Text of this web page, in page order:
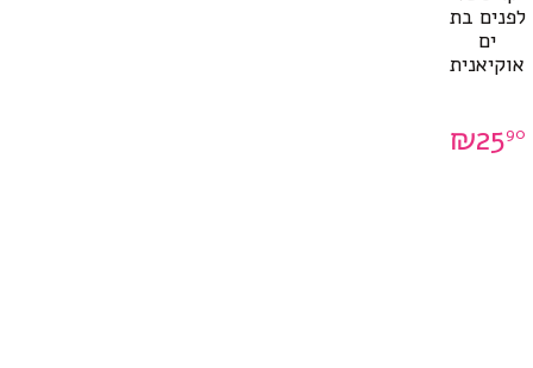
לפנים בת
ים
אוקיאנית
₪2590